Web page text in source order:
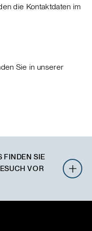
die Kontaktdaten im
Sie in unserer
FINDEN SIE
VOR